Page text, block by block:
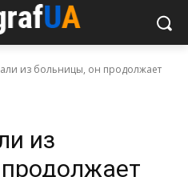
из больницы, он продолжает
из